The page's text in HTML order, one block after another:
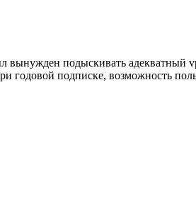
вынужден подыскивать адекватный
годовой подписке, возможность